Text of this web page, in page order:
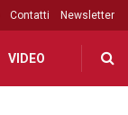
Contatti Newsletter
VIDEO